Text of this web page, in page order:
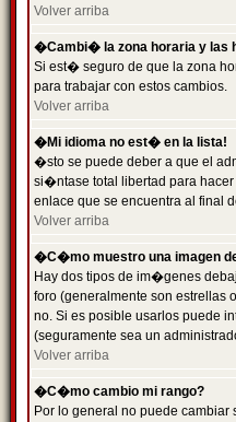
Volver arriba
�Cambi� la zona horaria y las
Si est� seguro de que la zona
para trabajar con estos cambios.
Volver arriba
�Mi idioma no est� en la lista!
�sto se puede deber a que el
si�ntase total libertad para
enlace que se encuentra al final
Volver arriba
�C�mo muestro una imagen
Hay dos tipos de im�genes
foro (generalmente son estrellas
no. Si es posible usarlos puede
(seguramente sea un
Volver arriba
�C�mo cambio mi rango?
Por lo general no puede